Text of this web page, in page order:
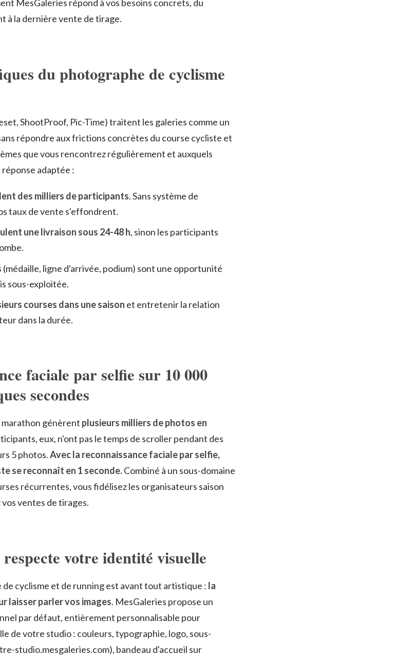
MesGaleries répond à vos besoins concrets, du
à la dernière vente de tirage.
du photographe de cyclisme
ShootProof, Pic-Time) traitent les galeries comme un
répondre aux frictions concrètes du course cycliste et
que vous rencontrez régulièrement et auxquels
adaptée :
des milliers de participants. Sans système de
taux de vente s'effondrent.
une livraison sous 24-48 h, sinon les participants
(médaille, ligne d'arrivée, podium) sont une opportunité
sous-exploitée.
courses dans une saison et entretenir la relation
dans la durée.
faciale par selfie sur 10 000
secondes
marathon génèrent plusieurs milliers de photos en
eux, n'ont pas le temps de scroller pendant des
5 photos.Avec la reconnaissance faciale par selfie,
se reconnaît en 1 seconde.Combiné à un sous-domaine
récurrentes, vous fidélisez les organisateurs saison
ventes de tirages.
votre identité visuelle
cyclisme et de running est avant tout artistique : la
laisser parler vos images. MesGaleries propose un
par défaut, entièrement personnalisable pour
de votre studio : couleurs, typographie, logo, sous-
studio.mesgaleries.com), bandeau d'accueil sur